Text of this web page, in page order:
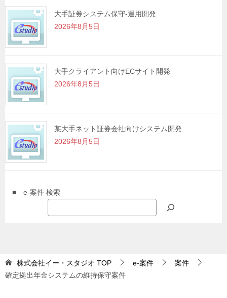
大手証券システム保守-運用開発
2026年8月5日
大手クライアント向けECサイト開発
2026年8月5日
某大手ネット証券会社向けシステム開発
2026年8月5日
■ e-案件 検索
株式会社イー・スタジオ TOP e-案件
案件
確定拠出年金システムの維持保守案件